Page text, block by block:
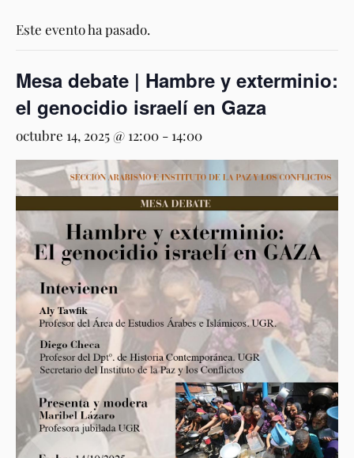
Este evento ha pasado.
Mesa debate | Hambre y exterminio:
el genocidio israelí en Gaza
octubre 14, 2025 @ 12:00 - 14:00